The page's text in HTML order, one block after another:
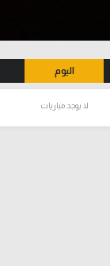
اليوم
لا يوجد مباريات